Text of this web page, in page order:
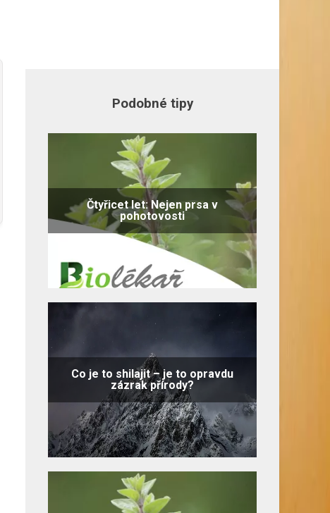
Podobné tipy
Čtyřicet let: Nejen prsa v
pohotovosti
Co je to shilajit – je to opravdu
zázrak přírody?